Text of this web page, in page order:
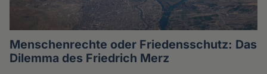
Menschenrechte oder Friedensschutz: Das
Dilemma des Friedrich Merz